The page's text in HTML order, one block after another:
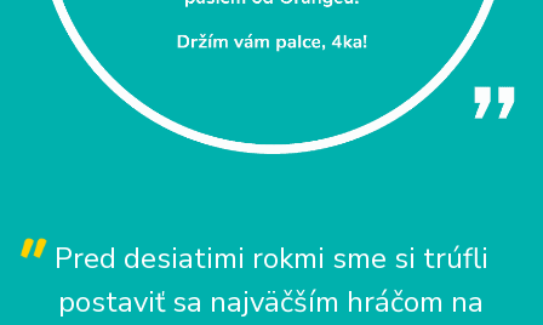
Pred desiatimi rokmi sme si trúfli
postaviť sa najväčším hráčom na